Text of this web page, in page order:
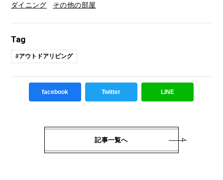
ダイニング
その他の部屋
Tag
#アウトドアリビング
facebook Twitter LINE
記事一覧へ